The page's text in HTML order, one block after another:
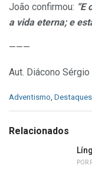
João confirmou: “E
a vida eterna; e
———
Aut. Diácono Sérgio
C
e
Adventismo Destaques
Relacionados
POR